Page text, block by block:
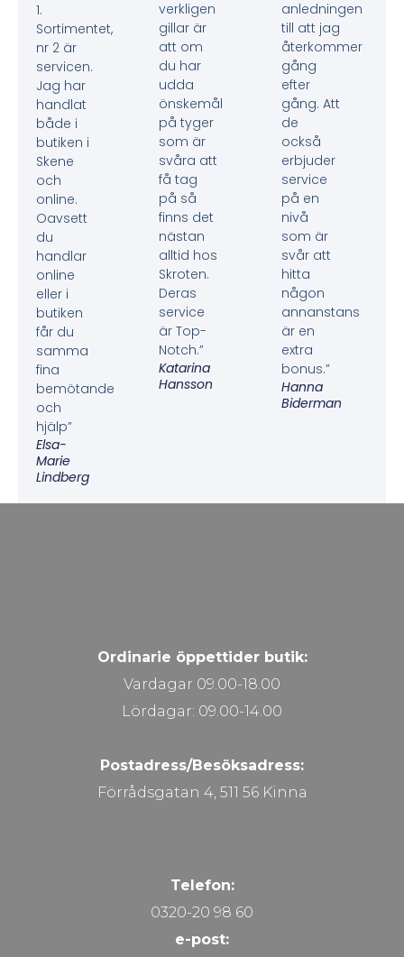
1.
Sortimentet,
nr 2 är
servicen.
Jag har
handlat
både i
butiken i
Skene
och
online.
Oavsett
du
handlar
online
eller i
butiken
får du
samma
fina
bemötande
och
hjälp”
Elsa-
Marie
Lindberg
verkligen
gillar är
att om
du har
udda
önskemål
på tyger
som är
svåra att
få tag
på så
finns det
nästan
alltid hos
Skroten.
Deras
service
är Top-
Notch.”
Katarina
Hansson
anledningen
till att jag
återkommer
gång
efter
gång. Att
de
också
erbjuder
service
på en
nivå
som är
svår att
hitta
någon
annanstans
är en
extra
bonus.”
Hanna
Biderman
Ordinarie öppettider butik:
Vardagar 09.00-18.00
Lördagar: 09.00-14.00
Postadress/Besöksadress:
Förrådsgatan 4, 511 56 Kinna
Telefon:
0320-20 98 60
e-post: